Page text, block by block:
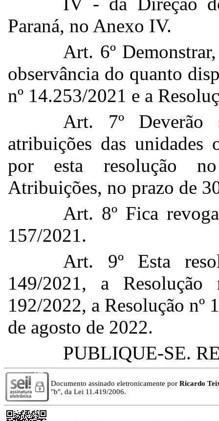
Paraná, no Anexo IV.
Art. 6º
observância do quanto
nº 14.253/2021 e a
Art. 7º Deverão
atribuições das unidades
por esta resolução
Atribuições, no prazo de
Art. 8º Fica
157/2021.
Art. 9º Esta
149/2021, a
192/2022, a Resolução nº
de agosto de 2022.
PUBLIQUE-SE.
Documento assinado eletronicamente por Ricardo
"b", da Lei 11.419/2006.